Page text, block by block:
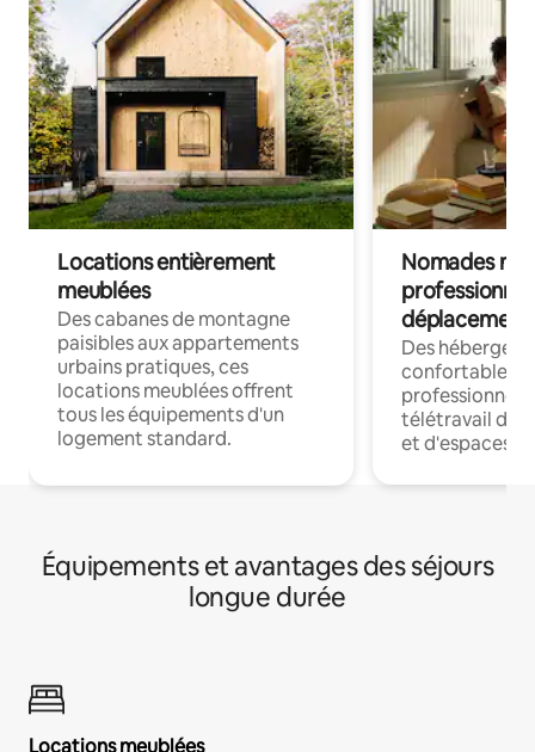
Locations entièrement
meublées
Des cabanes de montagne
paisibles aux appartements
urbains pratiques, ces
locations meublées offrent
tous les équipements d'un
logement standard.
Nomades
déplacement
Des
confortables
professionnels
télétravail
et d'espaces
Équipements et avantages des séjours
longue durée
Locations meublées